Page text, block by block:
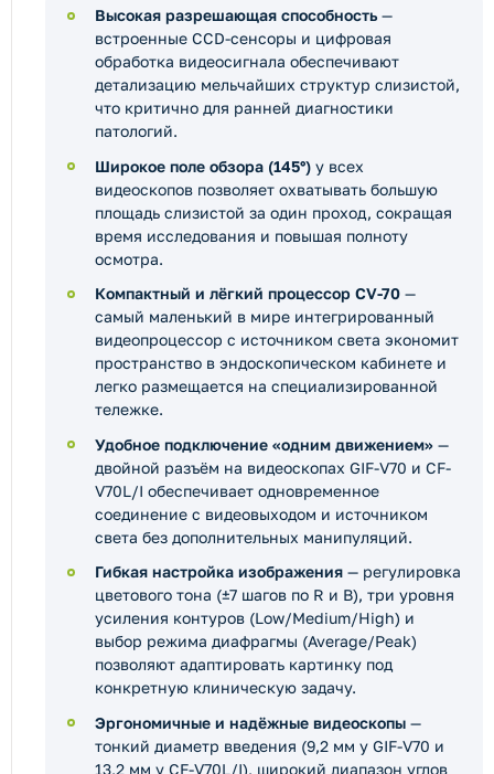
Высокая разрешающая способность—
встроенные CCD-сенсоры и цифровая
обработка видеосигнала обеспечивают
детализацию мельчайших структур слизистой,
что критично для ранней диагностики
патологий.
Широкое поле обзора (145°) у всех
видеоскопов позволяет охватывать большую
площадь слизистой за один проход, сокращая
время исследования и повышая полноту
осмотра.
Компактный и лёгкий процессор CV-70 —
самый маленький в мире интегрированный
видеопроцессор с источником света экономит
пространство в эндоскопическом кабинете и
легко размещается на специализированной
тележке.
Удобное подключение «одним движением» —
двойной разъём на видеоскопах GIF-V70 и CF-
V70L/I обеспечивает одновременное
соединение с видеовыходом и источником
света без дополнительных манипуляций.
Гибкая настройка изображения — регулировка
цветового тона (±7 шагов по R и B), три уровня
усиления контуров (Low/Medium/High) и
выбор режима диафрагмы (Average/Peak)
позволяют адаптировать картинку под
конкретную клиническую задачу.
Эргономичные и надёжные видеоскопы —
тонкий диаметр введения (9,2 мм у GIF-V70 и
13,2 мм у CF-V70L/I), широкий диапазон углов